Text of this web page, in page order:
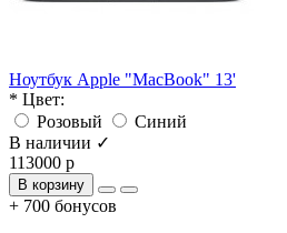
Ноутбук Apple "MacBook" 13'
* Цвет:
Розовый
Синий
В наличии ✓
113000 р
В корзину
+ 700 бонусов